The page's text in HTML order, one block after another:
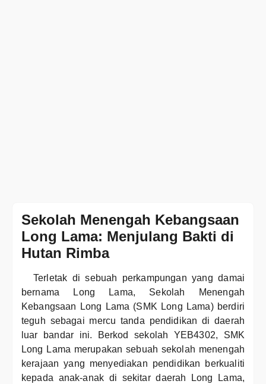
Sekolah Menengah Kebangsaan
Long Lama: Menjulang Bakti di
Hutan Rimba
Terletak di sebuah perkampungan yang damai
bernama Long Lama, Sekolah Menengah
Kebangsaan Long Lama (SMK Long Lama) berdiri
teguh sebagai mercu tanda pendidikan di daerah
luar bandar ini. Berkod sekolah YEB4302, SMK
Long Lama merupakan sebuah sekolah menengah
kerajaan yang menyediakan pendidikan berkualiti
kepada anak-anak di sekitar daerah Long Lama,